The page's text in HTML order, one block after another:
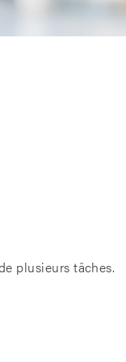
plusieurs tâches.